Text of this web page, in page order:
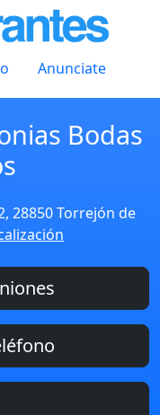
Anunciate
Bodas
28850 Torrejón de